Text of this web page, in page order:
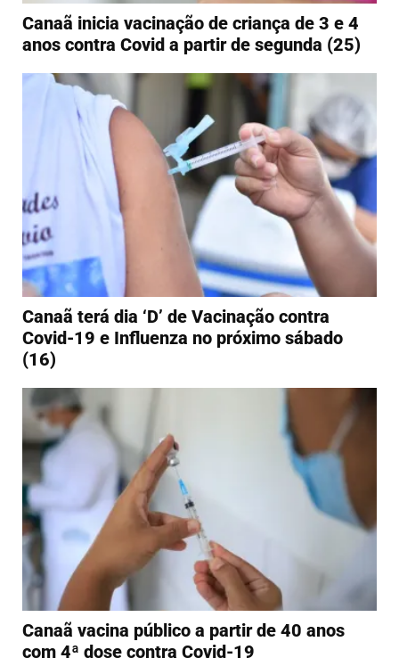
Canaã inicia vacinação de criança de 3 e 4
anos contra Covid a partir de segunda (25)
Canaã terá dia ‘D’ de Vacinação contra
Covid-19 e Influenza no próximo sábado
(16)
Canaã vacina público a partir de 40 anos
com 4ª dose contra Covid-19